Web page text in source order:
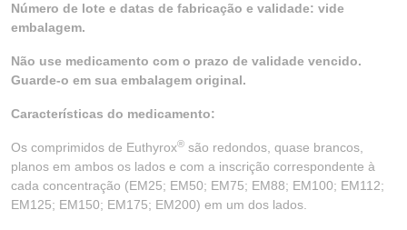
Número de lote e datas de fabricação e validade: vide
embalagem.
Não use medicamento com o prazo de validade vencido.
Guarde-o em sua embalagem original.
Características do medicamento:
Os comprimidos de Euthyrox® são redondos, quase brancos,
planos em ambos os lados e com a inscrição correspondente à
cada concentração (EM25; EM50; EM75; EM88; EM100; EM112;
EM125; EM150; EM175; EM200) em um dos lados.